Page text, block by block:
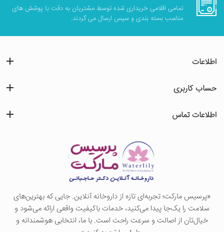
تمامی اقلامی خریداری شده توسط مشتریان به دقت با پوشش های
مناسب بسته بندی و سپس ارسال می گردند.
«پرسيس ماركت؛ تجربه‌ای تازه از داروخانه آنلاین. جایی که بهترین‌های
سلامت را یک‌جا پیدا می‌کنید، خدمات باکیفیت واقعی ارائه می‌شود و
خیال‌تان از اصالت و سرعت راحت است. با ما، انتخابی هوشمندانه و
اطلاعات
حساب کاربری
اطلاعات تماس